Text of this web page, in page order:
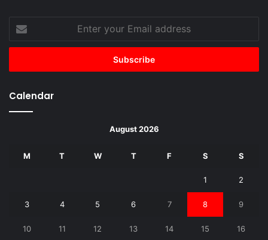
your
Email
Calendar
August 2026
M T W T F S S
1 2
3 4 5 6 7 8 9
10 11 12 13 14 15 16